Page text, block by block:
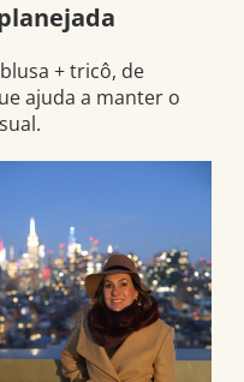
+ tricô, de
ajuda a manter o